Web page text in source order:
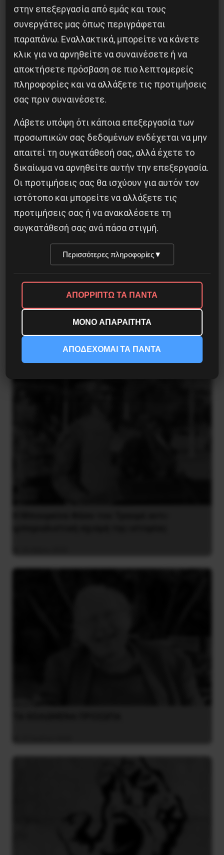
Οδύσσεια του Νόλαν: Μύθος, μνήμη και
ταξική εξουσία
3 Αυγούστου 2026
Το ΑΙ βαθαίνει την Κρίση
4 Αυγούστου 2026
στην επεξεργασία από εμάς και τους
συνεργάτες μας όπως περιγράφεται
παραπάνω. Εναλλακτικά, μπορείτε να κάνετε
κλικ για να αρνηθείτε να συναινέσετε ή να
αποκτήσετε πρόσβαση σε πιο λεπτομερείς
πληροφορίες και να αλλάξετε τις προτιμήσεις
σας πριν συναινέσετε.
Λάβετε υπόψη ότι κάποια επεξεργασία των
προσωπικών σας δεδομένων ενδέχεται να μην
απαιτεί τη συγκατάθεσή σας, αλλά έχετε το
δικαίωμα να αρνηθείτε αυτήν την επεξεργασία.
Οι προτιμήσεις σας θα ισχύουν για αυτόν τον
ιστότοπο και μπορείτε να αλλάξετε τις
προτιμήσεις σας ή να ανακαλέσετε τη
συγκατάθεσή σας ανά πάσα στιγμή.
Περισσότερες πληροφορίες▼
ΑΠΟΡΡΙΠΤΩ ΤΑ ΠΑΝΤΑ
ΜΟΝΟ ΑΠΑΡΑΙΤΗΤΑ
ΑΠΟΔΕΧΟΜΑΙ ΤΑ ΠΑΝΤΑ